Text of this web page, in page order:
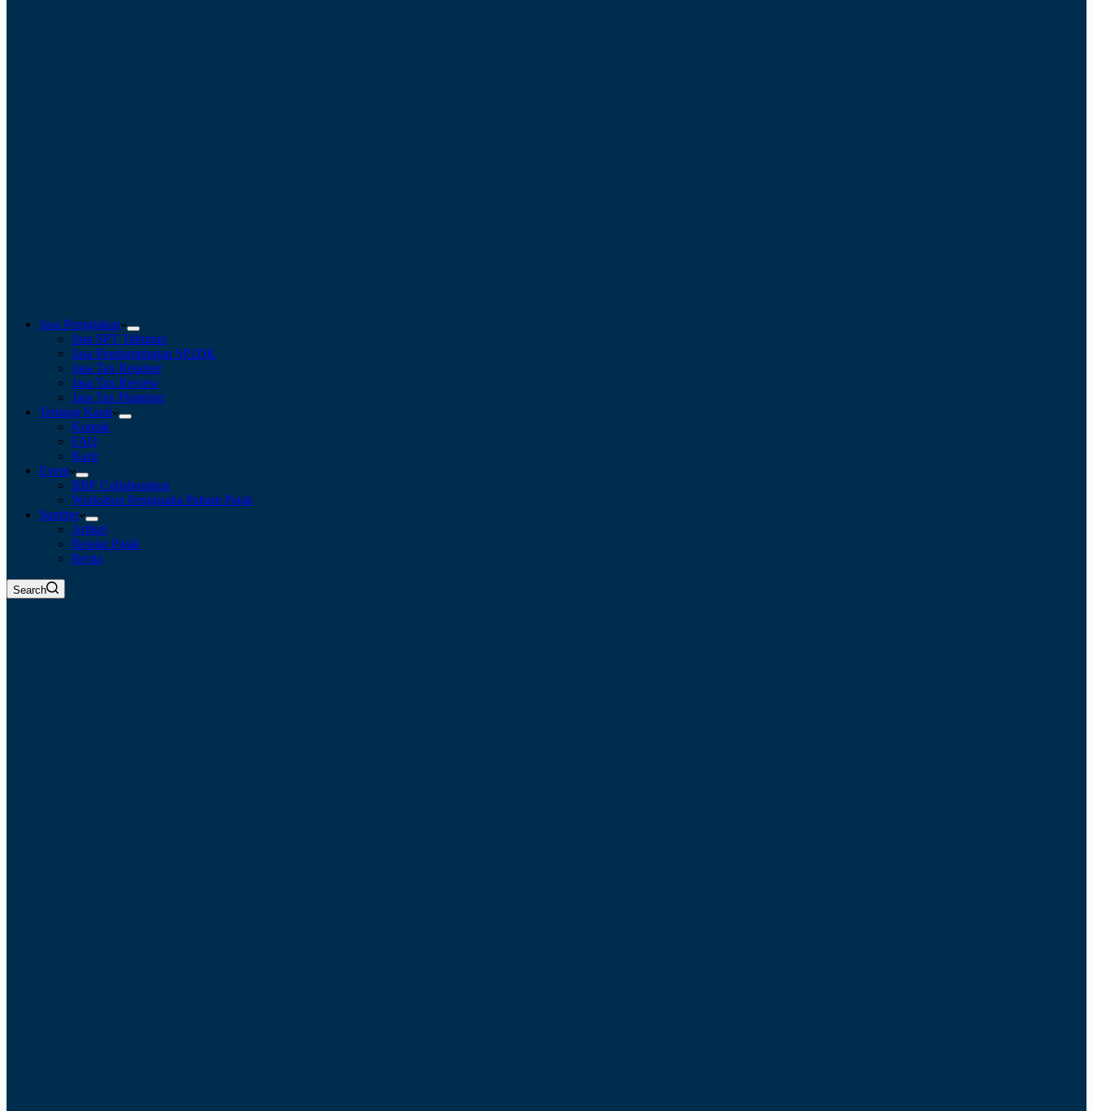
Jasa Perpajakan
Jasa SPT Tahunan
Jasa Pendampingan SP2DK
Jasa Tax Retainer
Jasa Tax Review
Jasa Tax Planning
Tentang Kami
Kontak
FAQ
Karir
Event
BBF Collaboration
Workshop Pengusaha Paham Pajak
Sumber
Artikel
Belajar Pajak
Berita
Search